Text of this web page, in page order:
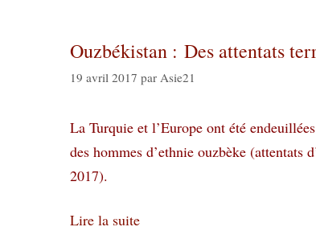
Ouzbékistan : Des attentats
19 avril 2017 par Asie21
La Turquie et l’Europe ont été
des hommes d’ethnie ouzbèke
2017).
Lire la suite